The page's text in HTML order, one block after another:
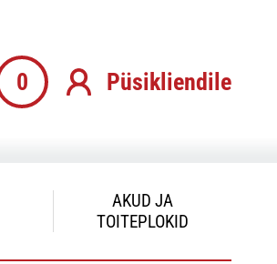
0 Püsikliendile
AKUD JA
TOITEPLOKID